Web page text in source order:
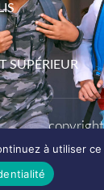
SUPÉRIEUR
à utiliser